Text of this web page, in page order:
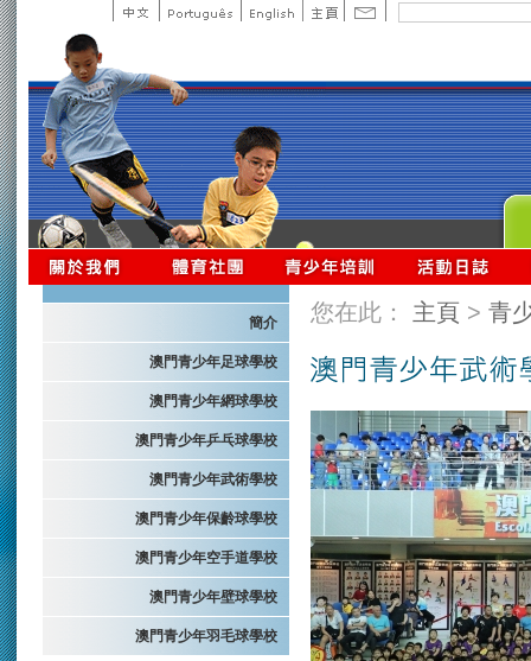
簡介
澳門青少年足球學校
澳門青少年網球學校
澳門青少年乒乓球學校
澳門青少年武術學校
澳門青少年保齡球學校
澳門青少年空手道學校
澳門青少年壁球學校
澳門青少年羽毛球學校
您在此： 主頁 > 青